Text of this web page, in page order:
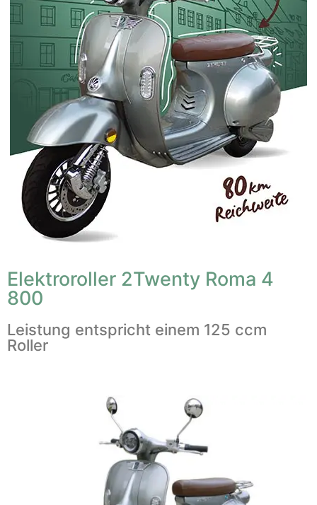
Elektroroller 2Twenty Roma 4
800
Leistung entspricht einem 125 ccm
Roller